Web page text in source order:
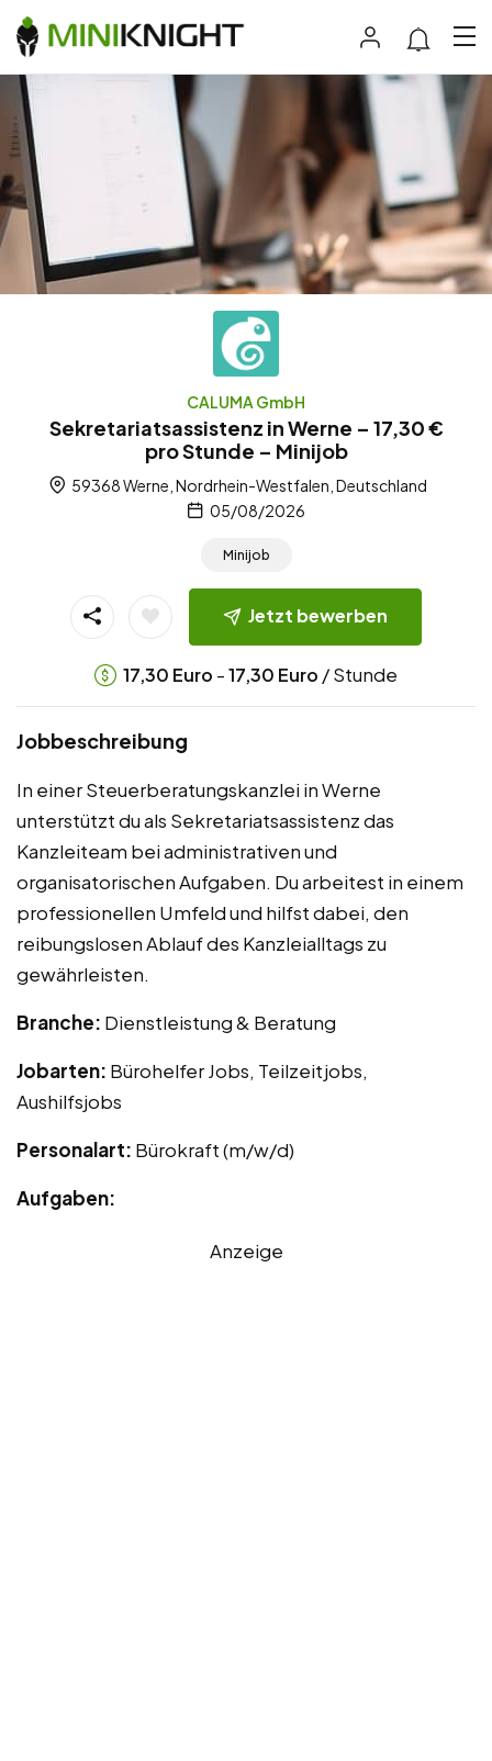
CALUMA GmbH
Sekretariatsassistenz in Werne – 17,30 €
pro Stunde – Minijob
59368 Werne, Nordrhein-Westfalen, Deutschland
05/08/2026
Minijob
Jetzt bewerben
17,30 Euro -17,30 Euro / Stunde
Jobbeschreibung
In einer Steuerberatungskanzlei in Werne
unterstützt du als Sekretariatsassistenz das
Kanzleiteam bei administrativen und
organisatorischen Aufgaben. Du arbeitest in einem
professionellen Umfeld und hilfst dabei, den
reibungslosen Ablauf des Kanzleialltags zu
gewährleisten.
Branche: Dienstleistung & Beratung
Jobarten: Bürohelfer Jobs, Teilzeitjobs,
Aushilfsjobs
Personalart: Bürokraft (m/w/d)
Aufgaben:
Anzeige